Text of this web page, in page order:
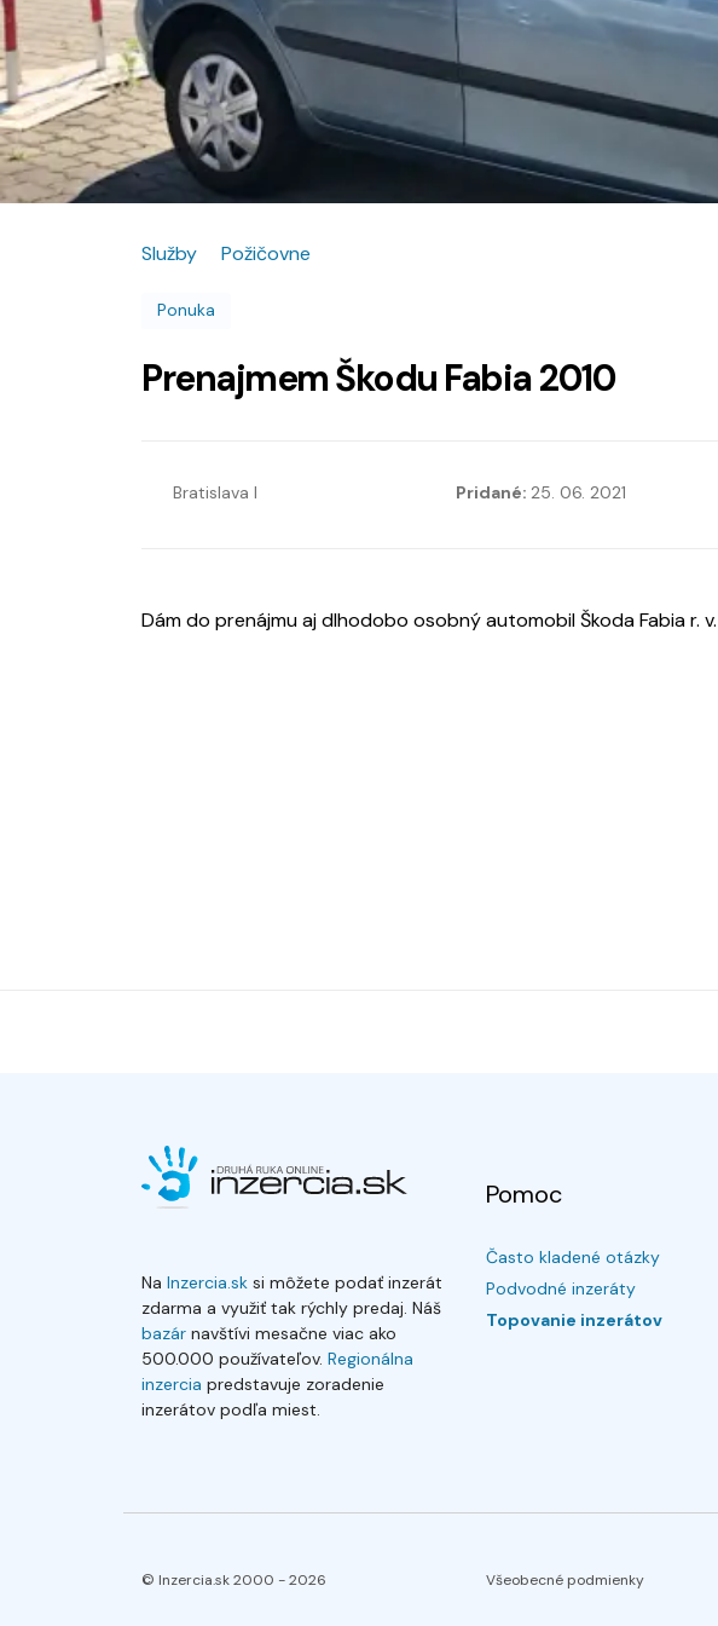
Služby Požičovne
Ponuka
Prenajmem Škodu Fabia 2010
Bratislava I Pridané: 25. 06. 2021
Dám do prenájmu aj dlhodobo osobný automobil Škoda Fabia r.
Na Inzercia.sk si môžete podať inzerát
zdarma a využiť tak rýchly predaj. Náš
bazár navštívi mesačne viac ako
500.000 používateľov. Regionálna
inzercia predstavuje zoradenie
inzerátov podľa miest.
Pomoc
Často kladené otázky
Podvodné inzeráty
Topovanie inzerátov
© Inzercia.sk 2000 -2026 Všeobecné podmienky